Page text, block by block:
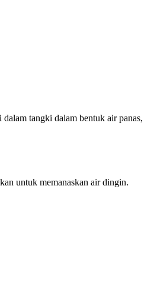
tangki dalam bentuk air panas,
untuk memanaskan air dingin.